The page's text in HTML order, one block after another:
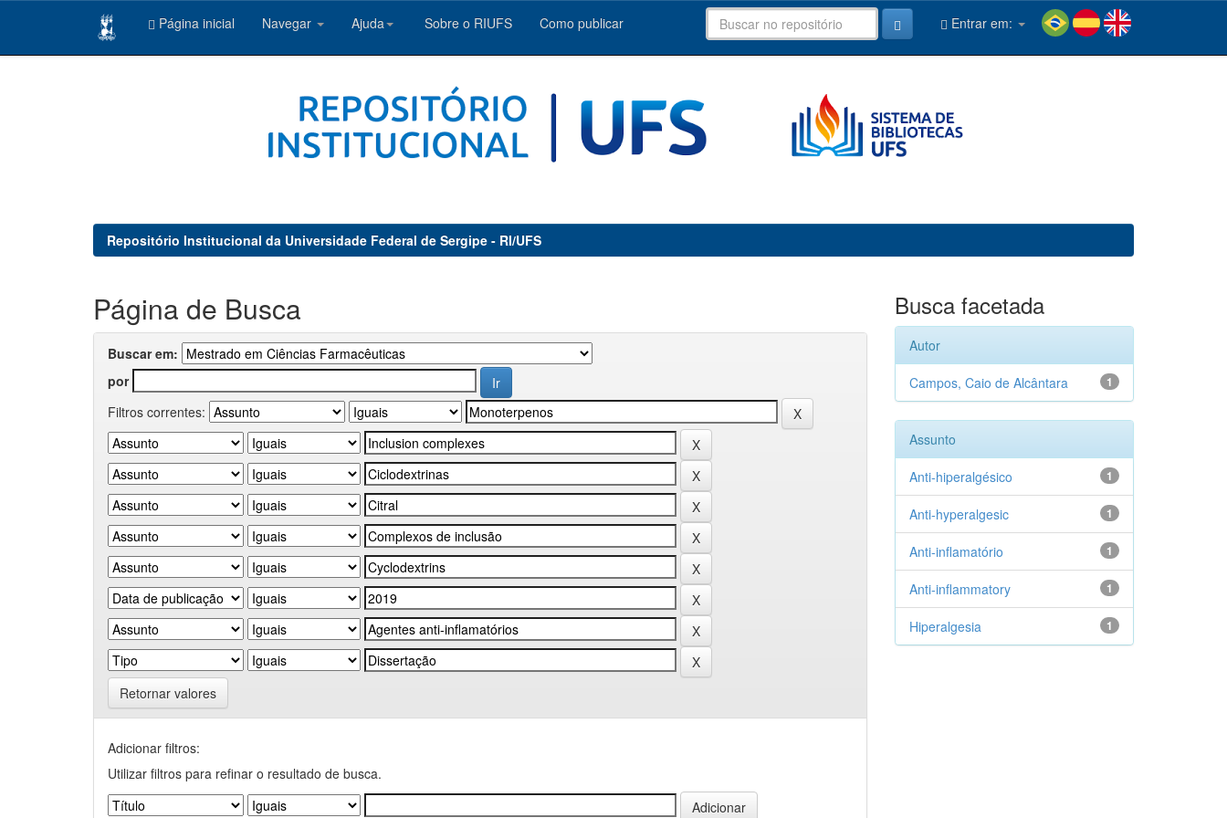
Página inicial Navegar Ajuda Sobre o RIUFS Como publicar Entrar em:
Repositório Institucional da Universidade Federal de Sergipe - RI/UFS
Página de Busca
Buscar em:
por
Filtros correntes:
Retornar valores
Adicionar filtros:
Utilizar filtros para refinar o resultado de busca.
Busca facetada
Autor
1
Campos, Caio de Alcântara
Assunto
1
Anti-hiperalgésico
1
Anti-hyperalgesic
1
Anti-inflamatório
1
Anti-inflammatory
1
Hiperalgesia